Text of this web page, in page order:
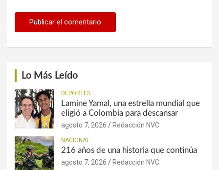
Lo Más Leído
DEPORTES
Lamine Yamal, una estrella mundial que
eligió a Colombia para descansar
agosto 7, 2026 Redacción NVC
NACIONAL
216 años de una historia que continúa
agosto 7, 2026 Redacción NVC